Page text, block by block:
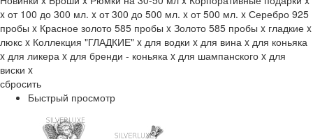
x от 100 до 300 мл. x от 300 до 500 мл. x от 500 мл. x Серебро 925
пробы x Красное золото 585 пробы x Золото 585 пробы x гладкие x
люкс x Коллекция "ГЛАДКИЕ" x для водки x для вина x для коньяка
x для ликера x для бренди - коньяка x для шампанского x для
виски x
сбросить
Быстрый просмотр